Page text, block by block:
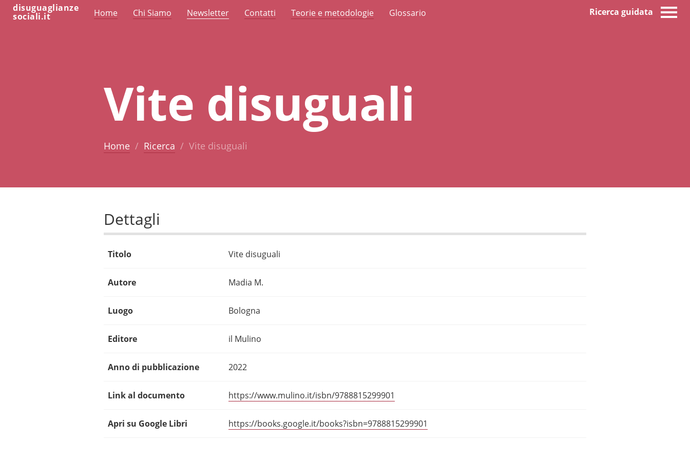
disuguaglianze
sociali.it Home Chi Siamo Newsletter Contatti Teorie e metodologie Glossario Ricerca guidata
Vite disuguali
Home Ricerca Vite disuguali
Dettagli
Titolo Vite disuguali
Autore Madia M.
Luogo Bologna
Editore il Mulino
Anno di pubblicazione 2022
Link al documento https://www.mulino.it/isbn/9788815299901
Apri su Google Libri https://books.google.it/books?isbn=9788815299901